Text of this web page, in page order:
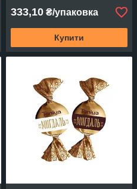
333,10 ₴/упаковка
Купити